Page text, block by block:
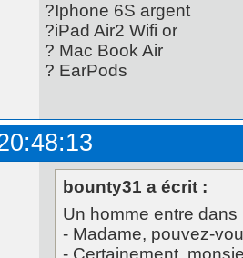
?Iphone 6S argent
?iPad Air2 Wifi or
? Mac Book Air
? EarPods
bounty31 a écrit :
Un homme entre
- Madame, pouvez-
- Certainement,